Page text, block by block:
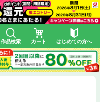
作品検索 カート はじめての方へ